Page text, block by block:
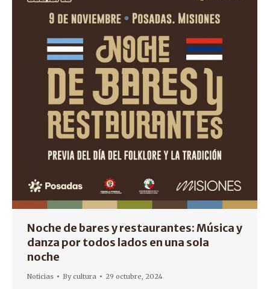
Noche de bares y restaurantes: Música y
danza por todos lados en una sola
noche
Noticias Bycultura 29 octubre, 2024